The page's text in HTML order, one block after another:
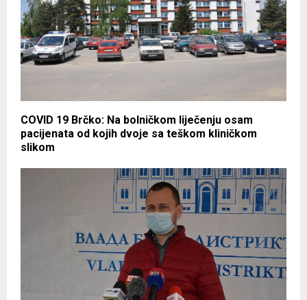
COVID 19 Brčko: Na bolničkom liječenju osam
pacijenata od kojih dvoje sa teškom kliničkom
slikom